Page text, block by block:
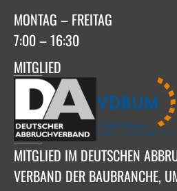
MONTAG – FREITAG
7:00 – 16:30
MITGLIED
MITGLIED IM DEUTSCHEN
VERBAND DER BAUBRANCHE,